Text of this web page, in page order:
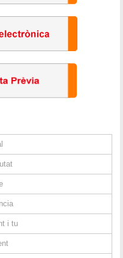
i tu